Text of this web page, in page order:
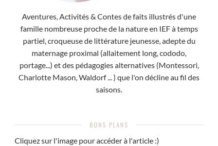
Aventures, Activités & Contes de faits illustrés d'une
famille nombreuse proche de la nature en IEF à temps
partiel, croqueuse de littérature jeunesse, adepte du
maternage proximal (allaitement long, cododo,
portage...) et des pédagogies alternatives (Montessori,
Charlotte Mason, Waldorf ... ) que l'on décline au fil des
saisons.
BONS PLANS
Cliquez sur l'image pour accéder à l'article :)